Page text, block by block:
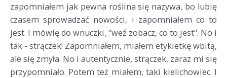
zapomniałem jak pewna roślina się nazywa, bo lubię
czasem sprowadzać nowości, i zapomniałem co to
jest. I mówię do wnuczki, "weź zobacz, co to jest". No i
tak - strączek! Zapomniałem, miałem etykietkę wbitą,
ale się zmyła. No i autentycznie, strączek, zaraz mi się
przypomniało. Potem też miałem, taki kielichowiec. I